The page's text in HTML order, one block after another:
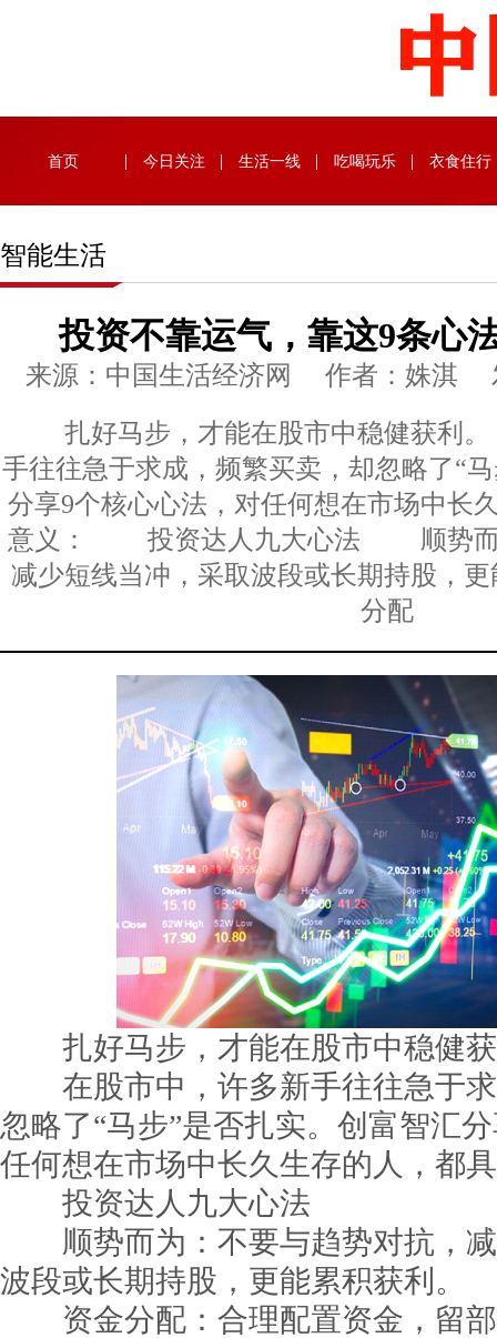
首页 今日关注 生活一线 吃喝玩乐 衣食住行
智能生活
投资不靠运气，靠这9条心
来源：中国生活经济网 作者：姝淇
扎好马步，才能在股市中稳健获利
手往往急于求成，频繁买卖，却忽略了“
分享9个核心心法，对任何想在市场中长
意义： 投资达人九大心法 顺势而
减少短线当冲，采取波段或长期持股
分配
扎好马步，才能在股市中稳健
在股市中，许多新手往往急于求
忽略了“马步”是否扎实。创富智汇
任何想在市场中长久生存的人，都
投资达人九大心法
顺势而为：不要与趋势对抗，减
波段或长期持股，更能累积获利。
资金分配：合理配置资金，留部